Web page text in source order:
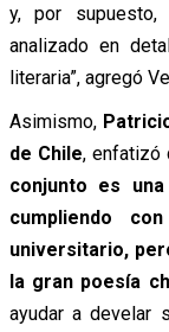
y, por supuesto,
analizado en
literaria”, agregó
Asimismo,
de Chile, enfatizó
conjunto es
cumpliendo
universitario,
la gran poesía
ayudar a develar